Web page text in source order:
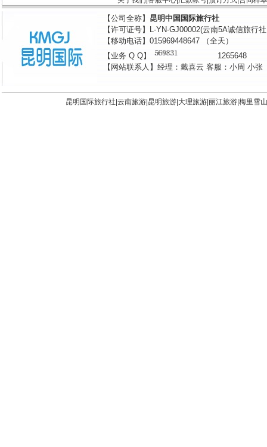
【公司全称】 昆明中国国际旅行社
【许可证号】L-YN-GJ00002(云南5A诚信旅行
【移动电话】015969448647 （全天）
【业务 Q Q】
1265648
【网站联系人】经理：戴喜云 客服：小周 小张
昆明国际旅行社| 云南旅游 昆明旅游 大理旅游 丽江旅游 梅里雪山